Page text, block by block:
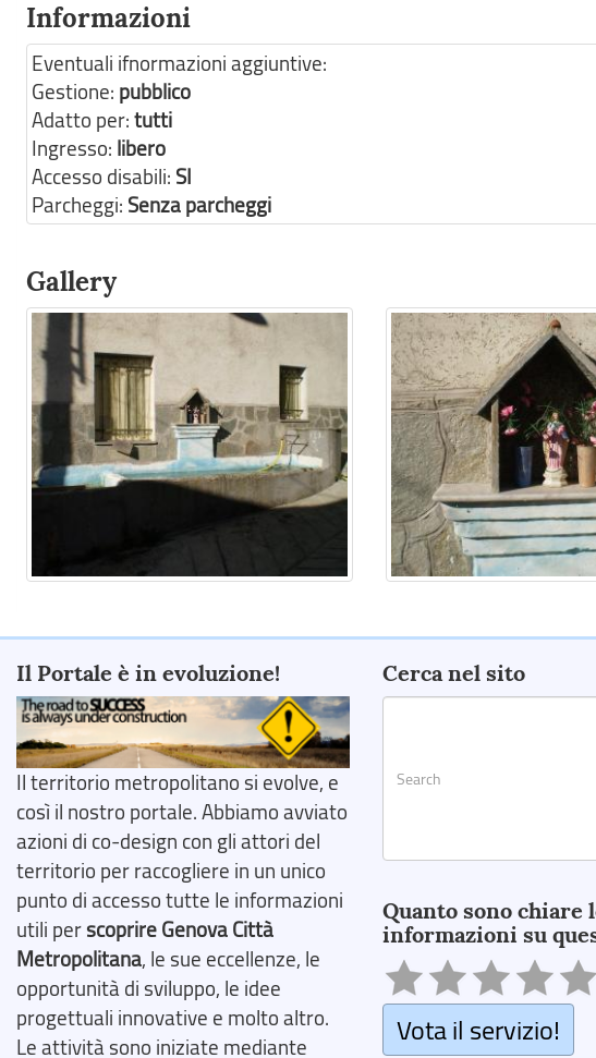
Informazioni
Eventuali ifnormazioni aggiuntive:
Gestione: pubblico
Adatto per:tutti
Ingresso: libero
Accesso disabili: SI
Parcheggi: Senza parcheggi
Gallery
Il Portale è in evoluzione!
Il territorio metropolitano si evolve, e
così il nostro portale. Abbiamo avviato
azioni di co-design con gli attori del
territorio per raccogliere in un unico
punto di accesso tutte le informazioni
utili perscoprire Genova Città
Metropolitana, le sue eccellenze, le
opportunità di sviluppo, le idee
progettuali innovative e molto altro.
Le attività sono iniziate mediante
Cerca nel sito
Quanto sono chiare
informazioni su
Vota il servizio!